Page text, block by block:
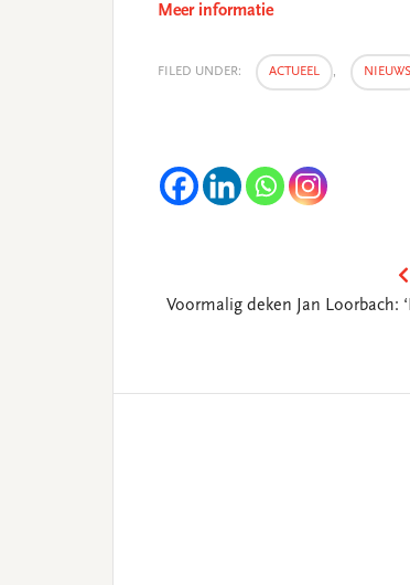
Meer informatie
FILED UNDER: ACTUEEL , NIEUWS
Voormalig deken Jan Loorbach: